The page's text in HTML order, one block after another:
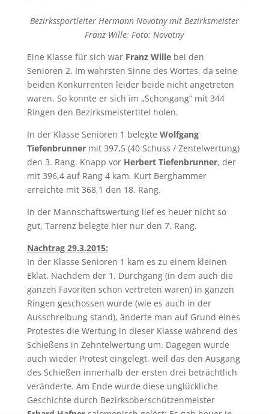
Bezirkssportleiter Hermann Novotny mit Bezirksmeister
Franz Wille; Foto: Novotny
Eine Klasse für sich war Franz Willebei den
Senioren 2. Im wahrsten Sinne des Wortes, da seine
beiden Konkurrenten leider beide nicht angetreten
waren. So konnte er sich im „Schongang“ mit 344
Ringen den Bezirksmeistertitel holen.
In der Klasse Senioren 1 belegte Wolfgang
Tiefenbrunnermit 397,5 (40 Schuss / Zentelwertung)
den 3. Rang. Knapp vor Herbert Tiefenbrunner, der
mit 396,4 auf Rang 4 kam. Kurt Berghammer
erreichte mit 368,1 den 18. Rang.
In der Mannschaftswertung lief es heuer nicht so
gut, Tarrenz belegte hier nur den 7. Rang.
Nachtrag 29.3.2015:
In der Klasse Senioren 1 kam es zu einem kleinen
Eklat. Nachdem der 1. Durchgang (in dem auch die
ganzen Favoriten schon vertreten waren) in ganzen
Ringen geschossen wurde (wie es auch in der
Ausschreibung stand), änderte man auf Grund eines
Protestes die Wertung in dieser Klasse während des
Schießens in Zehntelwertung um. Dagegen wurde
auch wieder Protest eingelegt, weil das den Ausgang
des Schießen innerhalb der ersten drei beträchtlich
veränderte. Am Ende wurde diese unglückliche
Geschichte durch Bezirksoberschützenmeister